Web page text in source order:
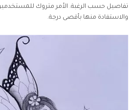
تفاصيل حسب الرغبة. الأمر متروك للمستخدمين
والاستفادة منها بأقصى درجة.